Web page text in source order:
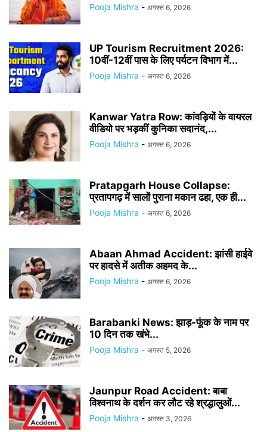
Pooja Mishra - अगस्त 6, 2026
UP Tourism Recruitment 2026:
10वीं-12वीं पास के लिए पर्यटन विभाग में...
Pooja Mishra - अगस्त 6, 2026
Kanwar Yatra Row: कांवड़ियों के वायरल
वीडियो पर भड़कीं कुनिका सदानंद,...
Pooja Mishra - अगस्त 6, 2026
Pratapgarh House Collapse:
प्रतापगढ़ में सालों पुराना मकान ढहा, एक ही...
Pooja Mishra - अगस्त 6, 2026
Abaan Ahmad Accident: झांसी हाईवे
पर हादसे में अतीक अहमद के...
Pooja Mishra - अगस्त 6, 2026
Barabanki News: झाड़-फूंक के नाम पर
10 दिन तक खंभे...
Pooja Mishra - अगस्त 5, 2026
Jaunpur Road Accident: बाबा
विश्वनाथ के दर्शन कर लौट रहे श्रद्धालुओं...
Pooja Mishra - अगस्त 3, 2026